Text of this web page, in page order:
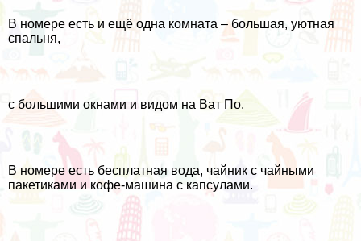
В номере есть и ещё одна комната – большая, уютная
спальня,
с большими окнами и видом на Ват По.
В номере есть бесплатная вода, чайник с чайными
пакетиками и кофе-машина с капсулами.